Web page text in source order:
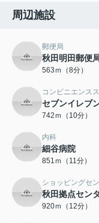
周辺施設
郵便局
秋田明田郵便
563ｍ（8分）
コンビニエンス
セブンイレブ
742ｍ（10分）
内科
細谷病院
851ｍ（11分）
ショッピングセ
秋田拠点セン
920ｍ（12分）